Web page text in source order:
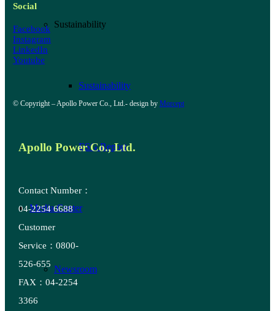
Sustainability
Sustainability
ESG Report
Media Center
Newsroom
Social
Facebook
Instagram
LinkedIn
Youtube
© Copyright – Apollo Power Co., Ltd.- design by Morcept
Apollo Power Co., Ltd.
Contact Number：
04-2254 6688
Customer
Service：0800-
526-655
FAX：04-2254
3366